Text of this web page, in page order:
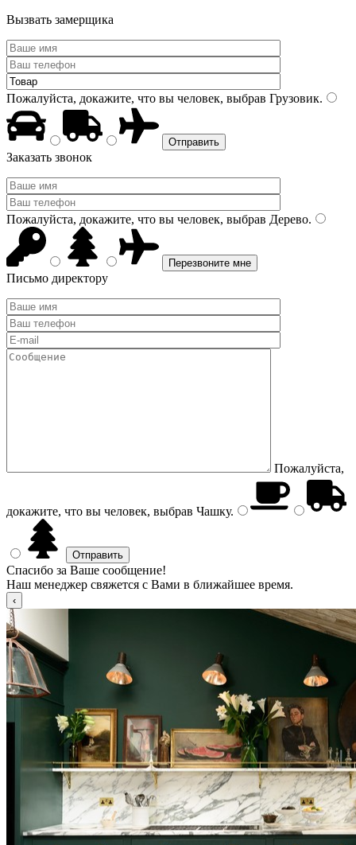
Вызвать замерщика
Пожалуйста, докажите, что вы человек, выбрав Грузовик.
Заказать звонок
Пожалуйста, докажите, что вы человек, выбрав Дерево.
Письмо директору
Пожалуйста,
докажите, что вы человек, выбрав Чашку.
Спасибо за Ваше сообщение!
Наш менеджер свяжется с Вами в ближайшее время.